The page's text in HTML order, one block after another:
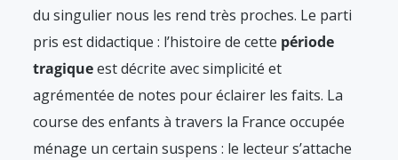
du singulier nous les rend très proches. Le parti
pris est didactique : l’histoire de cette période
tragiqueest décrite avec simplicité et
agrémentée de notes pour éclairer les faits. La
course des enfants à travers la France occupée
ménage un certain suspens : le lecteur s’attache